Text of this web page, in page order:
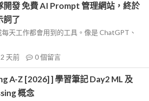
開發 免費 AI Prompt 管理網站，終於
詞了
天工作都會用到的工具。像是 ChatGPT、
2 天前 0個留言
A-Z [2026] ] 學習筆記 Day2 ML 及
概念